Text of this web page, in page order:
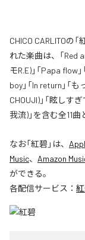
CHICO CARLITOの
れた楽曲は、「Red
モR.E)」「Papa flow
boy」「In return」「
CHOUJI)」「眩しす
我流)」を含む全11曲
なお「紅碧」は、
Music、 Amazon
ができる。
各配信サービス：